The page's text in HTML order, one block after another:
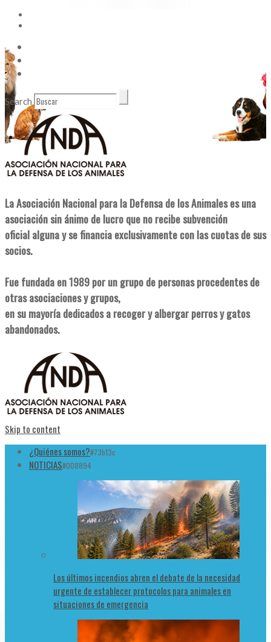
Search
La Asociación Nacional para la Defensa de los Animales es una
asociación sin ánimo de lucro que no recibe subvención
oficial alguna y se financia exclusivamente con las cuotas de sus
socios.
Fue fundada en 1989 por un grupo de personas procedentes de
otras asociaciones y grupos,
en su mayoría dedicados a recoger y albergar perros y gatos
abandonados.
Skip to content
¿Quiénes somos?#73b13c
NOTICIAS#008894
Los últimos incendios abren el debate de la necesidad
urgente de establecer protocolos para animales en
situaciones de emergencia